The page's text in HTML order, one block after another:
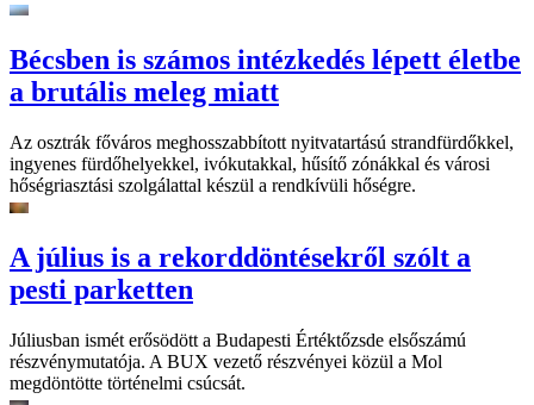
Bécsben is számos intézkedés lépett életbe
a brutális meleg miatt
Az osztrák főváros meghosszabbított nyitvatartású strandfürdőkkel,
ingyenes fürdőhelyekkel, ivókutakkal, hűsítő zónákkal és városi
hőségriasztási szolgálattal készül a rendkívüli hőségre.
A július is a rekorddöntésekről szólt a
pesti parketten
Júliusban ismét erősödött a Budapesti Értéktőzsde elsőszámú
részvénymutatója. A BUX vezető részvényei közül a Mol
megdöntötte történelmi csúcsát.